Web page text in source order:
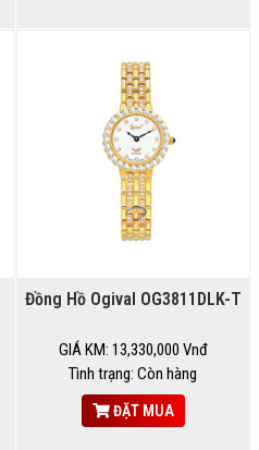
Đồng Hồ Ogival OG3811DLK-T
GIÁ KM: 13,330,000 Vnđ
Tình trạng: Còn hàng
ĐẶT MUA